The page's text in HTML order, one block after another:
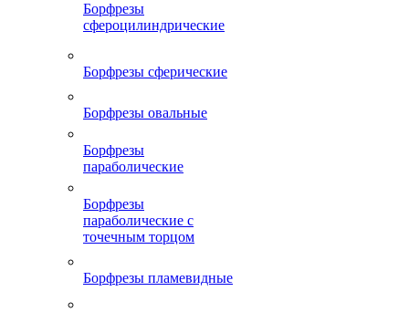
Борфрезы
сфероцилиндрические
Борфрезы сферические
Борфрезы овальные
Борфрезы
параболические
Борфрезы
параболические с
точечным торцом
Борфрезы пламевидные